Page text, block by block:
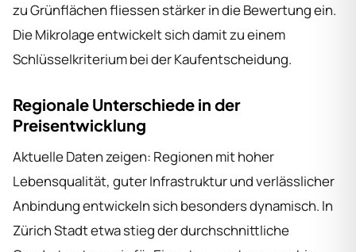
zu Grünflächen fliessen stärker in die Bewertung ein.
Die Mikrolage entwickelt sich damit zu einem
Schlüsselkriterium bei der Kaufentscheidung.
Regionale Unterschiede in der
Preisentwicklung
Aktuelle Daten zeigen: Regionen mit hoher
Lebensqualität, guter Infrastruktur und verlässlicher
Anbindung entwickeln sich besonders dynamisch. In
Zürich Stadt etwa stieg der durchschnittliche